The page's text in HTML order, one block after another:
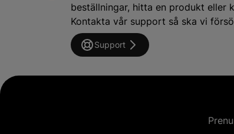
beställningar, hitta en produkt eller
Kontakta vår support så ska vi
Support